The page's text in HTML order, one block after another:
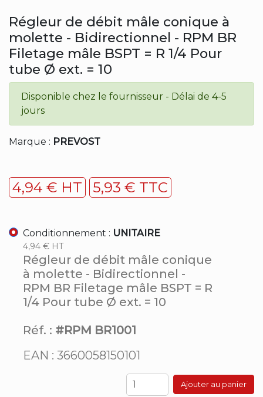
Régleur de débit mâle conique à
molette - Bidirectionnel - RPM BR
Filetage mâle BSPT = R 1/4 Pour
tube Ø ext. = 10
Disponible chez le fournisseur - Délai de 4-5
jours
Marque : PREVOST
4,94 € HT 5,93 € TTC
Conditionnement : UNITAIRE
4,94 € HT
Régleur de débit mâle conique
à molette - Bidirectionnel -
RPM BR Filetage mâle BSPT = R
1/4 Pour tube Ø ext. = 10
Réf. : #RPM BR1001
EAN : 3660058150101
Ajouter au panier